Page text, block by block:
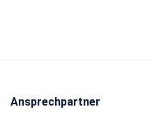
Ansprechpartner